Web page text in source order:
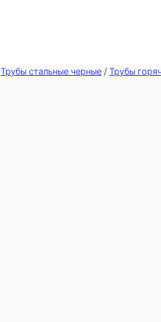
Трубы стальные черные / Трубы